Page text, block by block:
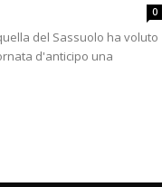
0
del Sassuolo ha voluto
d'anticipo una